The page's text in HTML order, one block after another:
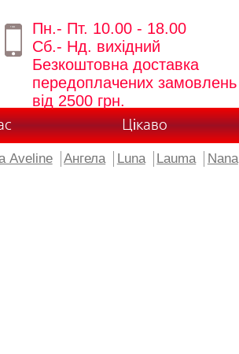
Пн.- Пт. 10.00 - 18.00
Сб.- Нд. вихідний
Безкоштовна доставка
передоплачених замовлень
від 2500 грн.
Цікаво
Aveline Ангела Luna Lauma Nana